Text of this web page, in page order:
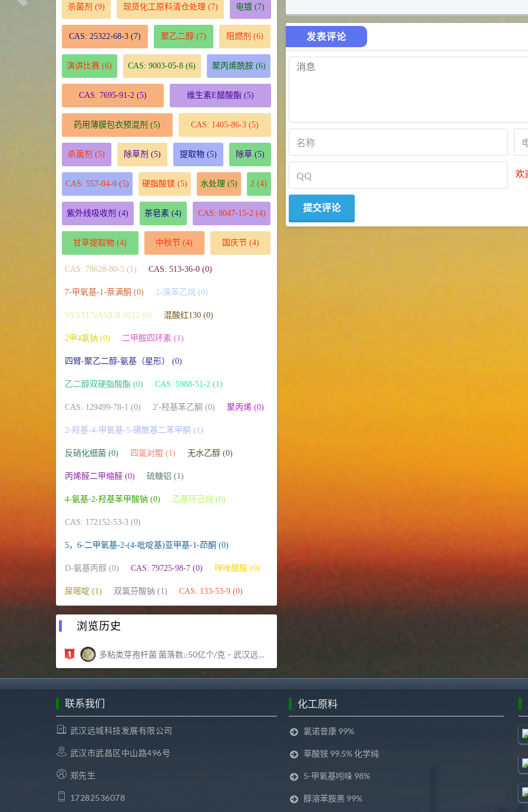
发表评论
欢
杀菌剂 (9) 现货化工原料清仓处理 (7) 电镀 (7)
CAS: 25322-68-3(7) 聚乙二醇(7) 阻燃剂 (6)
演讲比赛 (6) CAS: 9003-05-8 (6) 聚丙烯酰胺(6)
CAS: 7695-91-2 (5) 维生素E醋酸酯(5)
药用薄膜包衣预混剂 (5) CAS: 1405-86-3(5)
杀菌剂 (5) 除草剂 (5) 提取物(5) 除草(5)
CAS: 557-04-0(5) 硬脂酸镁(5) 水处理 (5) 2 (4)
紫外线吸收剂 (4) 茶皂素 (4) CAS: 8047-15-2 (4)
甘草提取物 (4) 中秋节 (4) 国庆节(4)
CAS: 78628-80-5 (1) CAS: 513-36-0 (0)
7-甲氧基-1-萘满酮 (0) 2-溴苯乙烷 (0)
VESTENAMER 8012 (0) 混酸红130 (0)
2甲4氯钠 (0) 二甲胺四环素 (1)
四臂-聚乙二醇-氨基（星形） (0)
乙二醇双硬脂酸酯 (0) CAS: 5988-51-2 (1)
CAS: 129499-78-1 (0) 2′-羟基苯乙酮 (0) 聚丙烯 (0)
2-羟基-4-甲氧基-5-磺酰基二苯甲酮 (1)
反硝化细菌 (0) 四氯对醌 (1) 无水乙醇 (0)
丙烯醛二甲缩醛 (0) 硫糖铝 (1)
4-氨基-2-羟基苯甲酸钠 (0) 乙基环己烷 (0)
CAS: 172152-53-3 (0)
5，6-二甲氧基-2-(4-吡啶基)亚甲基-1-茚酮 (0)
D-氨基丙醇 (0) CAS: 79725-98-7 (0) 咪唑醋酸 (0)
尿嘧啶 (1) 双氯芬酸钠 (1) CAS: 133-53-9 (0)
浏览历史
多粘类芽孢杆菌 菌落数≥50亿个/克 – 武汉远城科技发展有限公司
联系我们
武汉远城科技发展有限公司
武汉市武昌区中山路496号
郑先生
17282536078
化工原料
氯诺昔康 99%
草酸铵 99.5% 化学纯
5-甲氧基吲哚 98%
醇溶苯胺黑 99%